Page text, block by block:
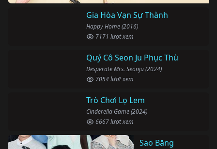
Gia Hòa Vạn Sự Thành
Happy Home (2016)
7171 lượt xem
Quý Cô Seon Ju Phục Thù
Desperate Mrs. Seonju (2024)
7054 lượt xem
Trò Chơi Lọ Lem
Cinderella Game (2024)
6667 lượt xem
Sao Băng